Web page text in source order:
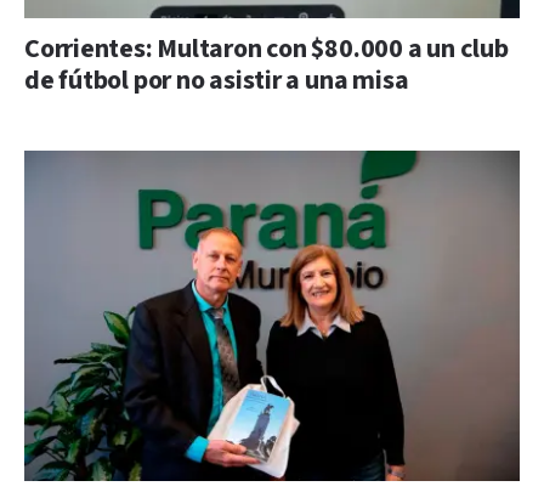
Corrientes: Multaron con $80.000 a un club
de fútbol por no asistir a una misa